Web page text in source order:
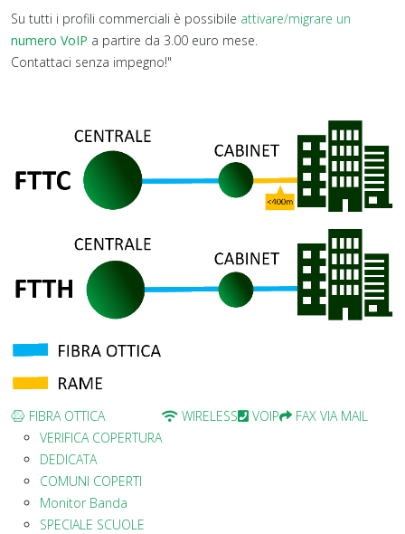
Su tutti i profili commerciali è possibile attivare/migrare un
numero VoIP a partire da 3.00 euro mese.
Contattaci senza impegno!"
FIBRA OTTICA
VERIFICA COPERTURA
DEDICATA
COMUNI COPERTI
Monitor Banda
SPECIALE SCUOLE
WIRELESS VOIP FAX VIA MAIL